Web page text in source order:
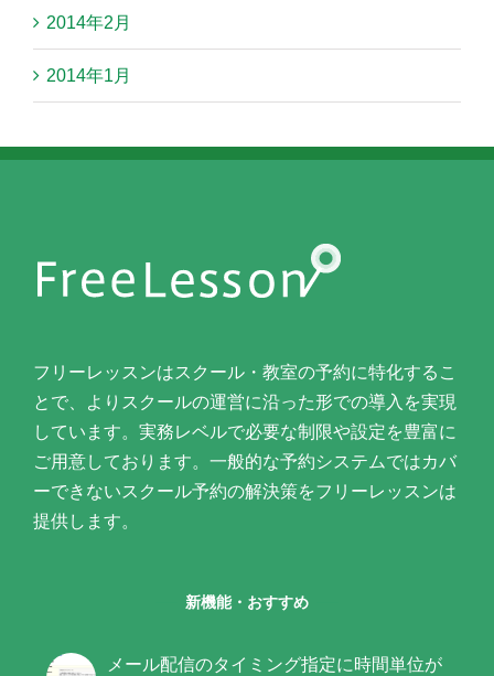
2014年2月
2014年1月
フリーレッスンはスクール・教室の予約に特化するこ
とで、よりスクールの運営に沿った形での導入を実現
しています。実務レベルで必要な制限や設定を豊富に
ご用意しております。一般的な予約システムではカバ
ーできないスクール予約の解決策をフリーレッスンは
提供します。
新機能・おすすめ
メール配信のタイミング指定に時間単位が